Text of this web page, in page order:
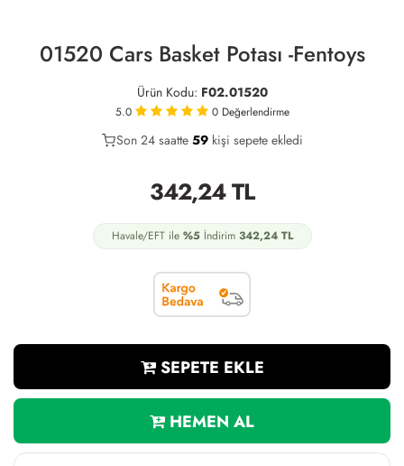
01520 Cars Basket Potası -Fentoys
Ürün Kodu: F02.01520
5.0 0 Değerlendirme
36
Son 24 saatte 59kişi sepete ekledi
14
342,24TL
Havale/EFT ile %5İndirim 342,24TL
SEPETE EKLE
HEMEN AL